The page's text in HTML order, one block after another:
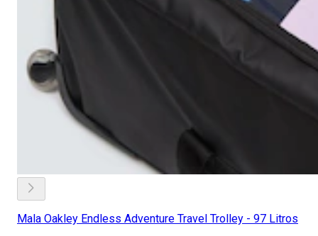
Mala Oakley Endless Adventure Travel Trolley - 97 Litros